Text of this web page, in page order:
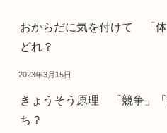
おからだに気を付けて 「
どれ？
2023年3月15日
きょうそう原理 「競争」
ち？